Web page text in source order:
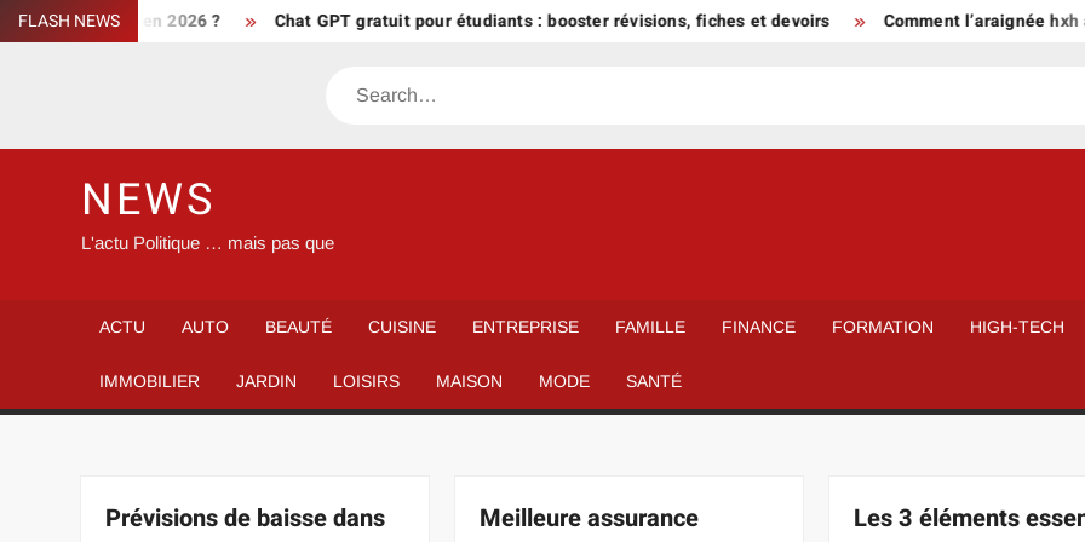
Skip
to
FLASH NEWS
podcast en 2026 ? Chat GPT gratuit pour étudiants : booster révisions, fiches et devoirs Comment l’araignée hxh a
Search
NEWS
L'actu Politique … mais pas que
ACTU AUTO BEAUTÉ CUISINE ENTREPRISE FAMILLE FINANCE FORMATION HIGH-TECH
IMMOBILIER JARDIN LOISIRS MAISON MODE SANTÉ
Prévisions de baisse dans
Meilleure assurance
Les 3 éléments